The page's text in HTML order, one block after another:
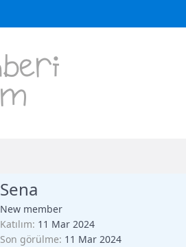
Sena
New member
Katılım 11 Mar 2024
Son görülme 11 Mar 2024